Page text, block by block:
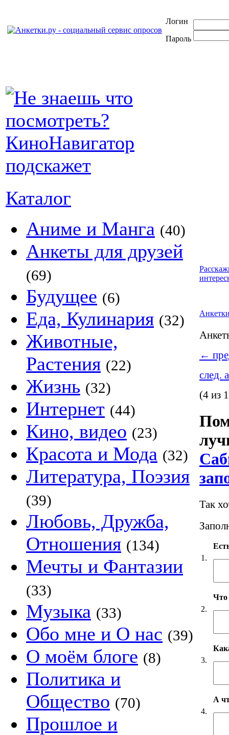
Логин
Пароль
Каталог
Аниме и Манга (40)
Анкеты для друзей
(69)
Будущее (6)
Еда, Кулинария (32)
Животные,
Растения (22)
Жизнь (32)
Интернет (44)
Кино, видео (23)
Красота и Мода (32)
Литература, Поэзия
(39)
Любовь, Дружба,
Отношения (134)
Мечты и Фантазии
(33)
Музыка (33)
Обо мне и О нас (39)
О моём блоге (8)
Политика и
Общество (70)
Прошлое и
←
след.
(4 из
Так
1.
2.
Что
3.
4.
А